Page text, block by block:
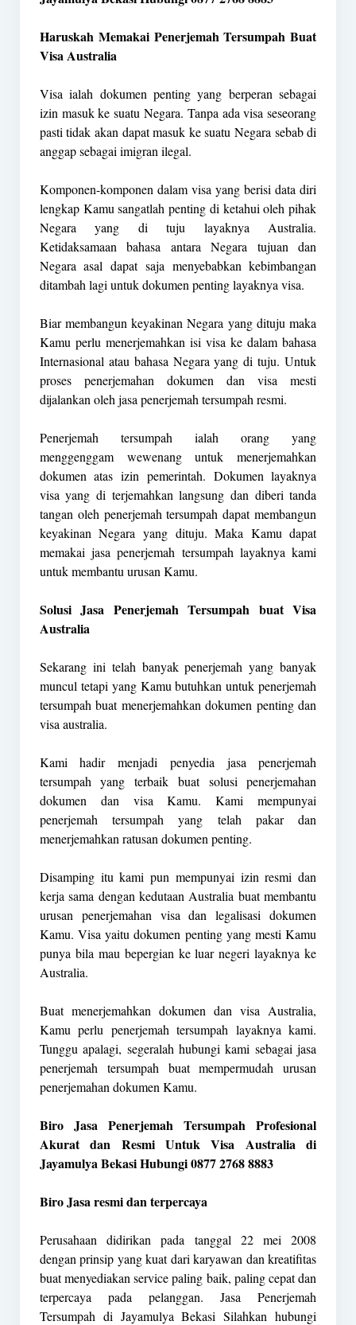
Haruskah Memakai Penerjemah Tersumpah Buat
Visa Australia
Visa ialah dokumen penting yang berperan sebagai
izin masuk ke suatu Negara. Tanpa ada visa seseorang
pasti tidak akan dapat masuk ke suatu Negara sebab di
anggap sebagai imigran ilegal.
Komponen-komponen dalam visa yang berisi data diri
lengkap Kamu sangatlah penting di ketahui oleh pihak
Negara yang di tuju layaknya Australia.
Ketidaksamaan bahasa antara Negara tujuan dan
Negara asal dapat saja menyebabkan kebimbangan
ditambah lagi untuk dokumen penting layaknya visa.
Biar membangun keyakinan Negara yang dituju maka
Kamu perlu menerjemahkan isi visa ke dalam bahasa
Internasional atau bahasa Negara yang di tuju. Untuk
proses penerjemahan dokumen dan visa mesti
dijalankan oleh jasa penerjemah tersumpah resmi.
Penerjemah tersumpah ialah orang yang
menggenggam wewenang untuk menerjemahkan
dokumen atas izin pemerintah. Dokumen layaknya
visa yang di terjemahkan langsung dan diberi tanda
tangan oleh penerjemah tersumpah dapat membangun
keyakinan Negara yang dituju. Maka Kamu dapat
memakai jasa penerjemah tersumpah layaknya kami
untuk membantu urusan Kamu.
Solusi Jasa Penerjemah Tersumpah buat Visa
Australia
Sekarang ini telah banyak penerjemah yang banyak
muncul tetapi yang Kamu butuhkan untuk penerjemah
tersumpah buat menerjemahkan dokumen penting dan
visa australia.
Kami hadir menjadi penyedia jasa penerjemah
tersumpah yang terbaik buat solusi penerjemahan
dokumen dan visa Kamu. Kami mempunyai
penerjemah tersumpah yang telah pakar dan
menerjemahkan ratusan dokumen penting.
Disamping itu kami pun mempunyai izin resmi dan
kerja sama dengan kedutaan Australia buat membantu
urusan penerjemahan visa dan legalisasi dokumen
Kamu. Visa yaitu dokumen penting yang mesti Kamu
punya bila mau bepergian ke luar negeri layaknya ke
Australia.
Buat menerjemahkan dokumen dan visa Australia,
Kamu perlu penerjemah tersumpah layaknya kami.
Tunggu apalagi, segeralah hubungi kami sebagai jasa
penerjemah tersumpah buat mempermudah urusan
penerjemahan dokumen Kamu.
Biro Jasa Penerjemah Tersumpah Profesional
Akurat dan Resmi Untuk Visa Australia di
Jayamulya Bekasi Hubungi 0877 2768 8883
Biro Jasa resmi dan terpercaya
Perusahaan didirikan pada tanggal 22 mei 2008
dengan prinsip yang kuat dari karyawan dan kreatifitas
buat menyediakan service paling baik, paling cepat dan
terpercaya pada pelanggan. Jasa Penerjemah
Tersumpah di Jayamulya Bekasi Silahkan hubungi